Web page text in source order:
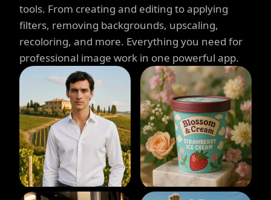
tools. From creating and editing to applying
filters, removing backgrounds, upscaling,
recoloring, and more. Everything you need for
professional image work in one powerful app.